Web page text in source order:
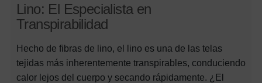
Lino: El Especialista en
Transpirabilidad
Hecho de fibras de lino, el lino es una de las telas
tejidas más inherentemente transpirables, conduciendo
calor lejos del cuerpo y secando rápidamente. ¿El